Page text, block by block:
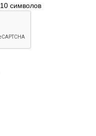
символов